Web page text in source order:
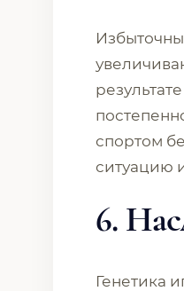
спортом
ситуацию
6.
Генетика